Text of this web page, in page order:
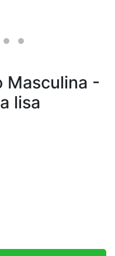
Masculina -
lisa